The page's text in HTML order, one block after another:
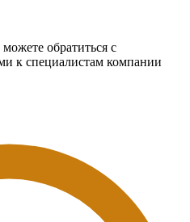
обратиться с
к специалистам компании